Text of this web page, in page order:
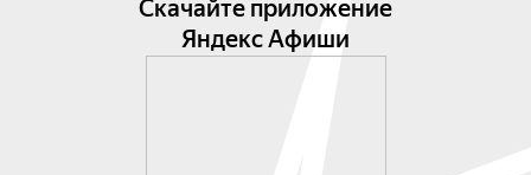
Скачайте приложение
Яндекс Афиши